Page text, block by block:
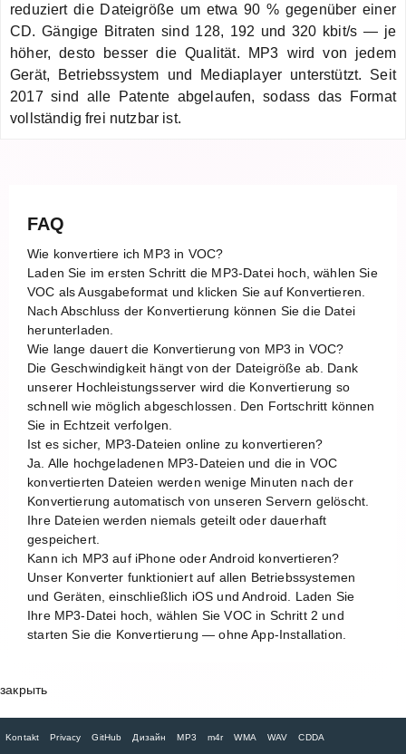
reduziert die Dateigröße um etwa 90 % gegenüber einer
CD. Gängige Bitraten sind 128, 192 und 320 kbit/s — je
höher, desto besser die Qualität. MP3 wird von jedem
Gerät, Betriebssystem und Mediaplayer unterstützt. Seit
2017 sind alle Patente abgelaufen, sodass das Format
vollständig frei nutzbar ist.
FAQ
Wie konvertiere ich MP3 in VOC?
Laden Sie im ersten Schritt die MP3-Datei hoch, wählen Sie
VOC als Ausgabeformat und klicken Sie auf Konvertieren.
Nach Abschluss der Konvertierung können Sie die Datei
herunterladen.
Wie lange dauert die Konvertierung von MP3 in VOC?
Die Geschwindigkeit hängt von der Dateigröße ab. Dank
unserer Hochleistungsserver wird die Konvertierung so
schnell wie möglich abgeschlossen. Den Fortschritt können
Sie in Echtzeit verfolgen.
Ist es sicher, MP3-Dateien online zu konvertieren?
Ja. Alle hochgeladenen MP3-Dateien und die in VOC
konvertierten Dateien werden wenige Minuten nach der
Konvertierung automatisch von unseren Servern gelöscht.
Ihre Dateien werden niemals geteilt oder dauerhaft
gespeichert.
Kann ich MP3 auf iPhone oder Android konvertieren?
Unser Konverter funktioniert auf allen Betriebssystemen
und Geräten, einschließlich iOS und Android. Laden Sie
Ihre MP3-Datei hoch, wählen Sie VOC in Schritt 2 und
starten Sie die Konvertierung — ohne App-Installation.
закрыть
Kontakt Privacy GitHub Дизайн MP3 m4r WMA WAV CDDA